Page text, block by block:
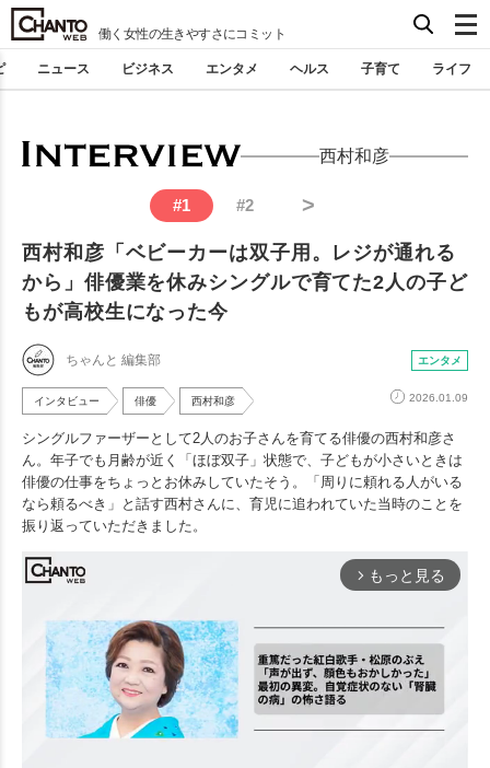
働く女性の生きやすさにコミット
ニュース ビジネス エンタメ ヘルス 子育て ライフ
西村和彦
#1 #2 >
西村和彦「ベビーカーは双子用。レジが通れる
から」俳優業を休みシングルで育てた2人の子ど
もが高校生になった今
ちゃんと 編集部 エンタメ
インタビュー 俳優 西村和彦 2026.01.09
シングルファーザーとして2人のお子さんを育てる俳優の西村和彦さ
ん。年子でも月齢が近く「ほぼ双子」状態で、子どもが小さいときは
俳優の仕事をちょっとお休みしていたそう。「周りに頼れる人がいる
なら頼るべき」と話す西村さんに、育児に追われていた当時のことを
振り返っていただきました。
arrow_forward_ios もっと見る